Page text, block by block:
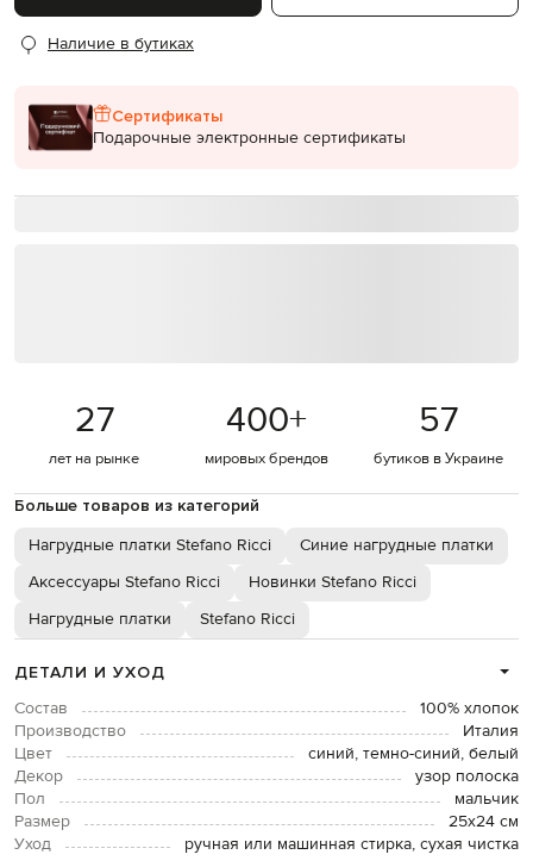
Наличие в бутиках
Сертификаты
Подарочные электронные сертификаты
27
лет на рынке
400+
мировых брендов
57
бутиков в Украине
Больше товаров из категорий
Нагрудные платки Stefano Ricci
Синие нагрудные платки
Аксессуары Stefano Ricci
Новинки Stefano Ricci
Нагрудные платки
Stefano Ricci
ДЕТАЛИ И УХОД
Состав
100% хлопок
Производство
Италия
Цвет
синий, темно-синий, белый
Декор
узор полоска
Пол
мальчик
Размер
25х24 см
Уход
ручная или машинная стирка, сухая чистка